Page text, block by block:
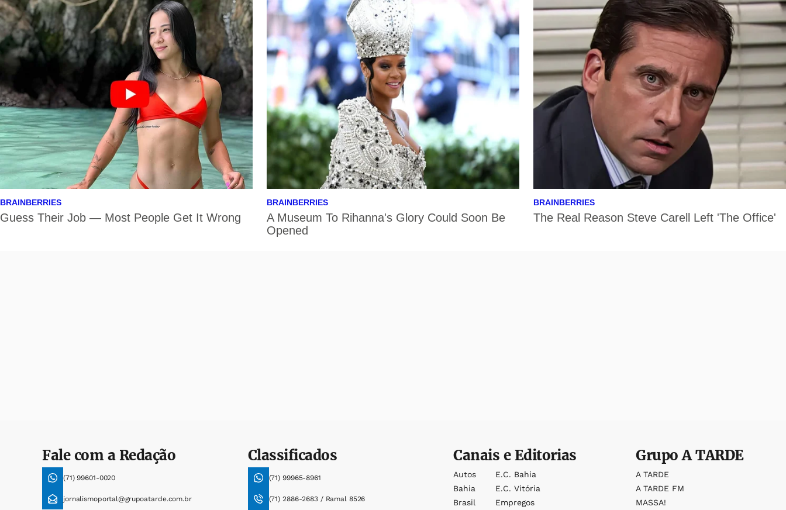
Fale com a Redação
(71) 99601-0020
jornalismoportal@grupoatarde.com.br
Classificados
(71) 99965-8961
(71) 2886-2683 / Ramal 8526
Canais e Editorias
Autos
Bahia
Brasil
E.c. Bahia
E.c. Vitória
Empregos
GrupoA TARDE
A TARDE
A TARDE FM
MASSA!